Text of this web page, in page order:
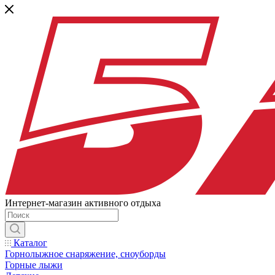
Интернет-магазин активного отдыха
Каталог
Горнолыжное снаряжение, сноуборды
Горные лыжи